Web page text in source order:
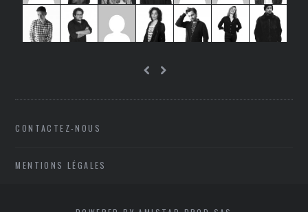
CONTACTEZ-NOUS
MENTIONS LÉGALES